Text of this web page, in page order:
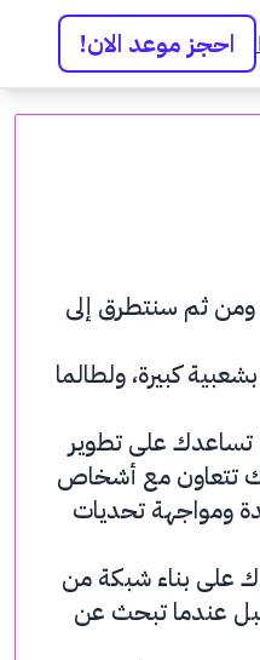
احجز موعد الان!
ومن ثم سنتطرق إلى
كبيرة، ولطالما
تساعدك على تطوير
تتعاون مع أشخاص
ومواجهة تحديات
على بناء شبكة من
عندما تبحث عن